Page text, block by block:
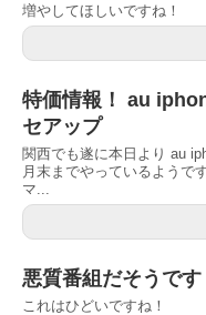
増やしてほしいですね！
特価情報！ au
セアップ
関西でも遂に本日より au
月末までやっているようで
マ...
悪質番組だそうです
これはひどいですね！